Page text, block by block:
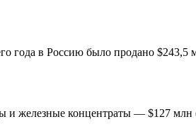
в Россию было продано $243,5
концентраты — $127 млн